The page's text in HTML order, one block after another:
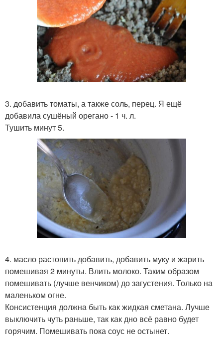
3. добавить томаты, а также соль, перец. Я ещё
добавила сушёный орегано - 1 ч. л.
Тушить минут 5.
4. масло растопить добавить, добавить муку и жарить
помешивая 2 минуты. Влить молоко. Таким образом
помешивать (лучше венчиком) до загустения. Только на
маленьком огне.
Консистенция должна быть как жидкая сметана. Лучше
выключить чуть раньше, так как дно всё равно будет
горячим. Помешивать пока соус не остынет.